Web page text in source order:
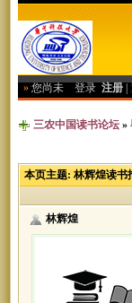
» 您尚未 登录 注册
三农中国读书论坛 »
本页主题: 林辉煌读书
林辉煌